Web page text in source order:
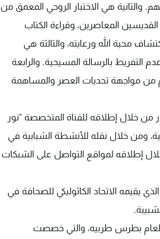
والثانية هي الاختبار الروحي المعمق من
المعاصرين، وقراءة الكتاب
محبة الله ورعايته، والثالثة هي
التفريط بالرسالة المسيحية. والرابعة
من مواجهة تحديات العصر والمساهمة
من خلال إطلاقه للقناة المتخصصة "نور
ومن خلال نقله للأنشطة الشبابية في
إطلاقه لمواقع التواصل على الشبكات
الاتحاد الكاثوليكي للصحافة في
بطرس طربيه، والتي خصصت